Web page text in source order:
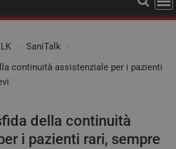
SaniTalk
continuità assistenziale per i pazienti
della continuità
i pazienti rari, sempre